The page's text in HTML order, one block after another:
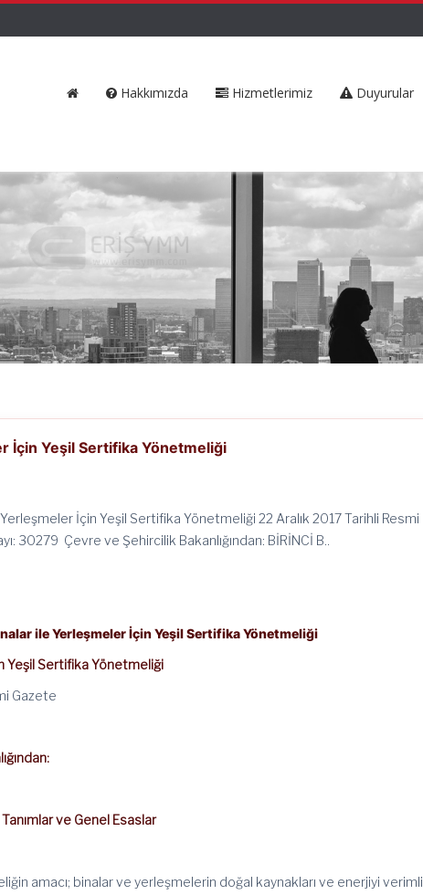
Hakkımızda Hizmetlerimiz Duyurular
İçin Yeşil Sertifika Yönetmeliği
İçin Yeşil Sertifika Yönetmeliği 22 Aralık 2017 Tarihli Resmi
30279 Çevre ve Şehircilik Bakanlığından: BİRİNCİ B..
ile Yerleşmeler İçin Yeşil Sertifika Yönetmeliği
Yeşil Sertifika Yönetmeliği
Gazete
ve Genel Esaslar
amacı; binalar ve yerleşmelerin doğal kaynakları ve enerjiyi verimli